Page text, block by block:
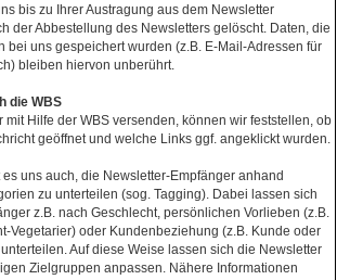
bis zu Ihrer Austragung aus dem Newsletter
der Abbestellung des Newsletters gelöscht. Daten, die
bei uns gespeichert wurden (z.B. E-Mail-Adressen für
bleiben hiervon unberührt.
die WBS
mit Hilfe der WBS versenden, können wir feststellen, ob
geöffnet und welche Links ggf. angeklickt wurden.
uns auch, die Newsletter-Empfänger anhand
zu unterteilen (sog. Tagging). Dabei lassen sich
z.B. nach Geschlecht, persönlichen Vorlieben (z.B.
Vegetarier) oder Kundenbeziehung (z.B. Kunde oder
Auf diese Weise lassen sich die Newsletter
Zielgruppen anpassen. Nähere Informationen